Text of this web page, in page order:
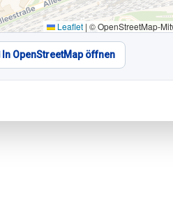
Leaflet | © OpenStreetMap-
OpenStreetMap öffnen